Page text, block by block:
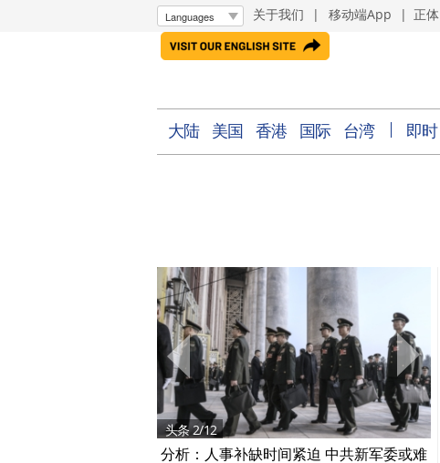
关于我们 | 移动端App | 正体
大陆 美国 香港 国际 台湾 即时
头条 3/12
墨西哥辣椒惹祸 美27州345人感染沙门氏菌